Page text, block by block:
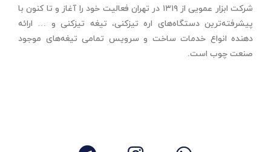
شرکت ابزار عمویی از ۱۳۱۹ در تهران فعالیت خود را آغاز و تا کنون با
پیشرفته‌ترین دستگاه‌های اره تیزکنی، تیغه تیزکنی و … ارائه
دهنده انواع خدمات ساخت و سرویس تمامی تیغه‌های موجود
صنعت چوب است.